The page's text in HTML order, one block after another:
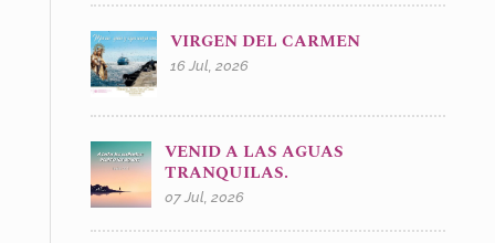
VIRGEN DEL CARMEN
16 Jul, 2026
VENID A LAS AGUAS
TRANQUILAS.
07 Jul, 2026